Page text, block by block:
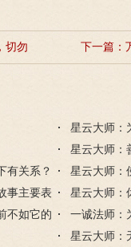
切勿 下一篇：
星云大师：
星云大师：
有关系？
星云大师：
一样吗？
事主要表
星云大师：
解释
不如它的
一诚法师：
心？
星云大师：